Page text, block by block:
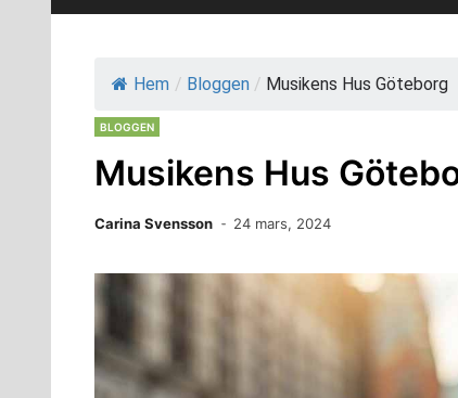
Hem / Bloggen / Musikens Hus Göteborg
BLOGGEN
Musikens Hus
Carina Svensson 24 mars, 2024